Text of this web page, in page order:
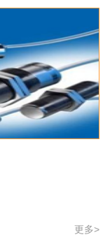
更多>